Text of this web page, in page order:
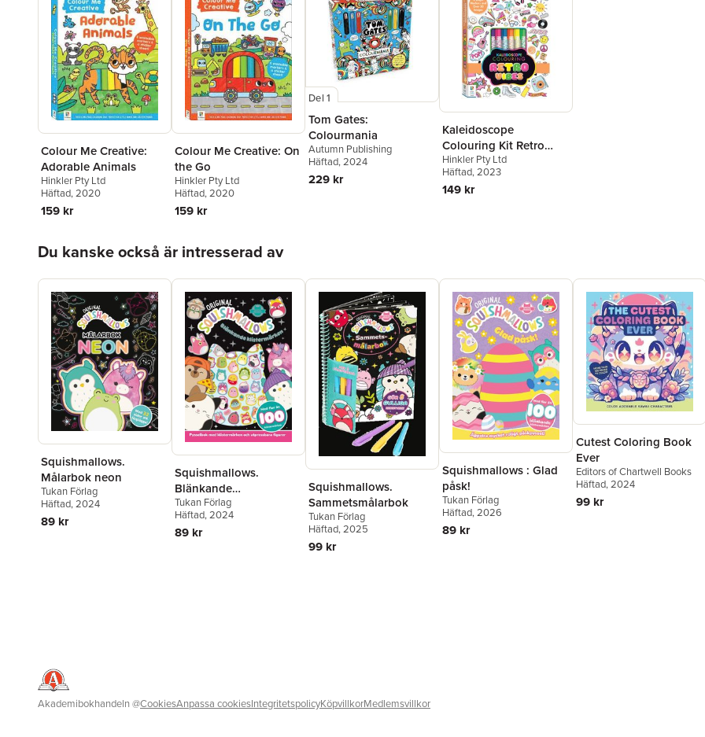
Colour Me Creative:
Adorable Animals
Hinkler Pty Ltd
Häftad, 2020
159 kr
Colour Me Creative: On
the Go
Hinkler Pty Ltd
Häftad, 2020
159 kr
Del 1
Tom Gates:
Colourmania
Autumn Publishing
Häftad, 2024
229 kr
Kaleidoscope
Colouring Kit Retro
Vibes
Hinkler Pty Ltd
Häftad, 2023
149 kr
Du kanske också är intresserad av
Squishmallows.
Målarbok neon
Tukan Förlag
Häftad, 2024
89 kr
Squishmallows.
Blänkande
klistermärken
Tukan Förlag
Häftad, 2024
89 kr
Squishmallows.
Sammetsmålarbok
Tukan Förlag
Häftad, 2025
99 kr
Squishmallows : Glad
påsk!
Tukan Förlag
Häftad, 2026
89 kr
Cutest Coloring Book
Ever
Editors of Chartwell Books
Häftad, 2024
99 kr
Akademibokhandeln@CookiesAnpassa cookiesIntegritetspolicyKöpvillkorMedlemsvillkor